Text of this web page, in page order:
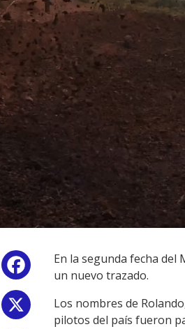
Facebook
En la segunda fecha
un nuevo trazado.
Los nombres de
pilotos del país fueron